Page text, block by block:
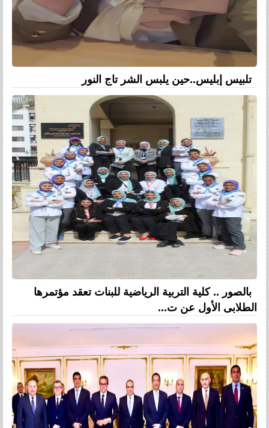
تلبيس إبليس..حين يلبس الشر تاج النور
بالصور .. كلية التربية الرياضية للبنات تعقد مؤتمرها
الطلابى الأول عن ت...